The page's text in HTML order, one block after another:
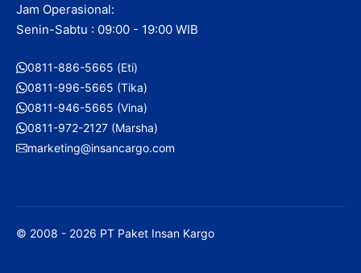
Jam Operasional:
Senin-Sabtu : 09:00 - 19:00 WIB
0811-886-5665 (Eti)
0811-996-5665 (Tika)
0811-946-5665 (Vina)
0811-972-2127 (Marsha)
marketing@insancargo.com
© 2008 - 2026 PT Paket Insan Kargo